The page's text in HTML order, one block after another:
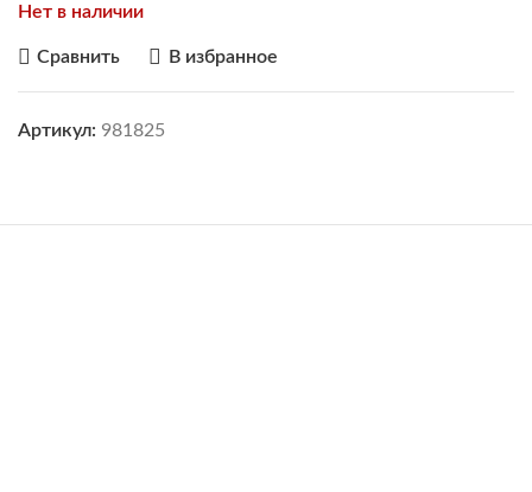
Нет в наличии
Сравнить В избранное
Артикул: 981825